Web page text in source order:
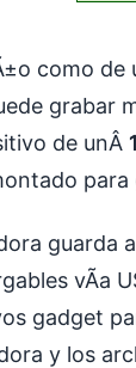
como de
grabar
de unÂ
para
guarda
vÃ­a
gadget
y los